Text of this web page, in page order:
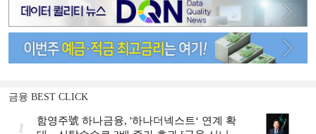
금융 BEST CLICK
1
함영주號 하나금융, '하나더넥스트‘ 연계 확